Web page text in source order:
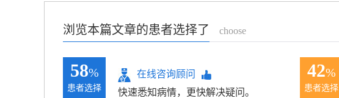
浏览本篇文章的患者选择了 choose
58%
患者选择
在线咨询顾问
快速悉知病情，更快解决疑问。
42%
患者选择